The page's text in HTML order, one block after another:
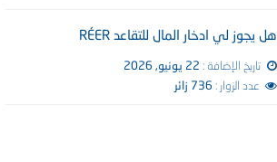
هل يجوز لي ادخار المال للتقاعد RÉER
تاريخ الإضافة : 22 يونيو, 2026
عدد الزوار : 736 زائر